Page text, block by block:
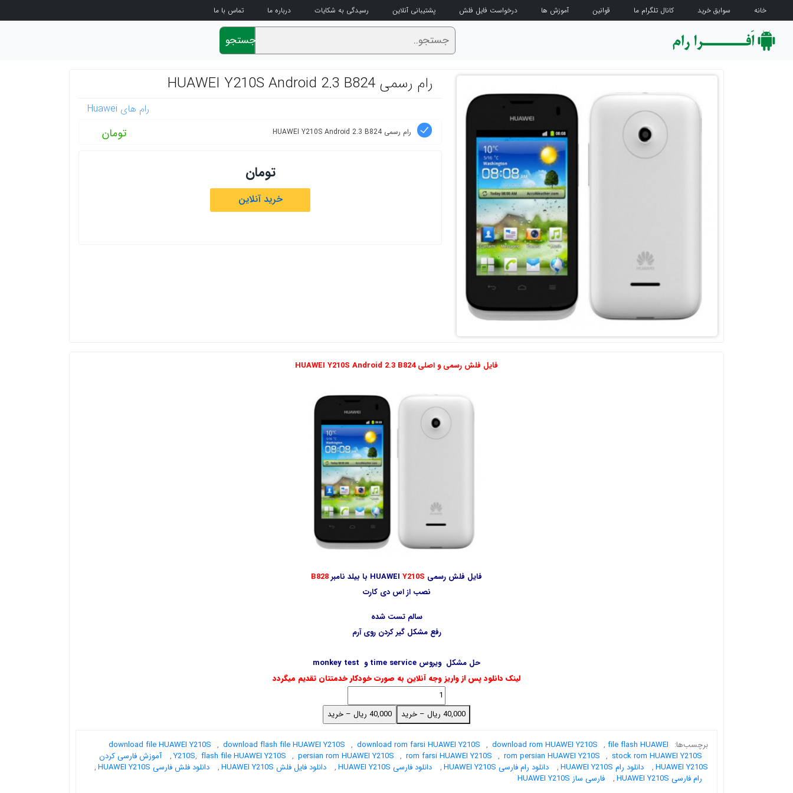
خانه سوابق خرید کانال تلگرام ما قوانین آموزش ها درخواست فایل فلش پشتیبانی آنلاین رسیدگی به شکایات درباره ما تماس با ما
جستجو
رام رسمی HUAWEI Y210S Android 2.3 B824
رام های Huawei
رام رسمی HUAWEI Y210S Android 2.3 B824 تومان
تومان
خرید آنلاین
فایل فلش رسمی و اصلی HUAWEI Y210S Android 2.3 B824
فایل فلش رسمی HUAWEI Y210S با بیلد نامبرB828
نصب از اس دی کارت
سالم تست شده
رفع مشکل گیر کردن روی آرم
حل مشکل ویروس time service و monkey test
لینک دانلود پس از واریز وجه آنلاین به صورت خودکار خدمتتان تقدیم میگردد
40,000 ریال – خرید
برچسب‌ها: download file HUAWEI Y210S , download flash file HUAWEI Y210S , download rom farsi HUAWEI Y210S , download rom HUAWEI Y210S , file flash HUAWEI
Y210S, flash file HUAWEI Y210S , persian rom HUAWEI Y210S , rom farsi HUAWEI Y210S , rom persian HUAWEI Y210S , stock rom HUAWEI Y210S
,
آموزش فارسی کردن
HUAWEI Y210S
, دانلود رام HUAWEI Y210S , دانلود رام فارسی HUAWEI Y210S , دانلود فارسی HUAWEI Y210S , دانلود فایل فلش HUAWEI Y210S , دانلود فلش فارسی HUAWEI Y210S
,
رام فارسی HUAWEI Y210S
, فارسی ساز HUAWEI Y210S